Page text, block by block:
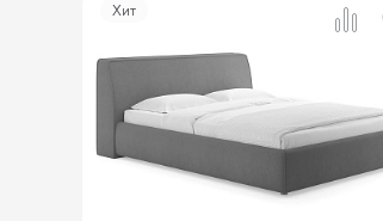
Хит
2